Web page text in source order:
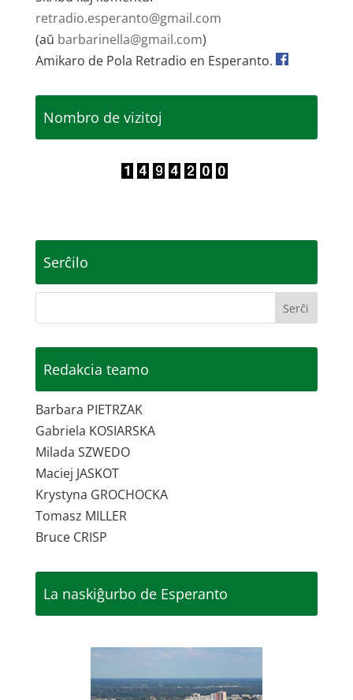
retradio.esperanto@gmail.com
(aŭ barbarinella@gmail.com)
Amikaro de Pola Retradio en Esperanto.
Nombro de vizitoj
Serĉilo
Redakcia teamo
Barbara PIETRZAK
Gabriela KOSIARSKA
Milada SZWEDO
Maciej JASKOT
Krystyna GROCHOCKA
Tomasz MILLER
Bruce CRISP
La naskiĝurbo de Esperanto